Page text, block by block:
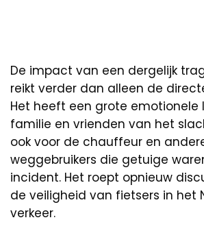
De impact van een dergelijk
reikt verder dan alleen de
Het heeft een grote emotionele
familie en vrienden van het
ook voor de chauffeur en
weggebruikers die getuige
incident. Het roept opnieuw
de veiligheid van fietsers in het
verkeer.